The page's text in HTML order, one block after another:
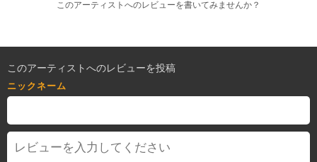
このアーティストへのレビューを書いてみませんか？
このアーティストへのレビューを投稿
ニックネーム